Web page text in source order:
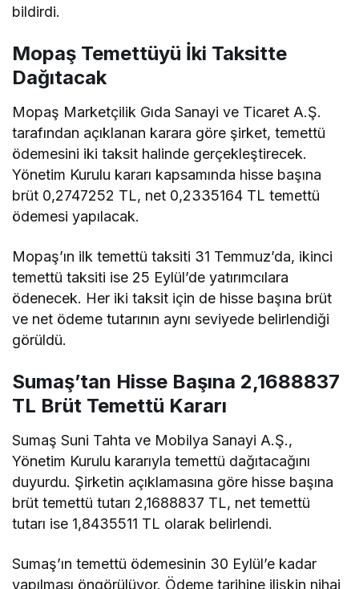
bildirdi.
Mopaş Temettüyü İki Taksitte
Dağıtacak
Mopaş Marketçilik Gıda Sanayi ve Ticaret A.Ş.
tarafından açıklanan karara göre şirket, temettü
ödemesini iki taksit halinde gerçekleştirecek.
Yönetim Kurulu kararı kapsamında hisse başına
brüt 0,2747252 TL, net 0,2335164 TL temettü
ödemesi yapılacak.
Mopaş’ın ilk temettü taksiti 31 Temmuz’da, ikinci
temettü taksiti ise 25 Eylül’de yatırımcılara
ödenecek. Her iki taksit için de hisse başına brüt
ve net ödeme tutarının aynı seviyede belirlendiği
görüldü.
Sumaş’tan Hisse Başına 2,1688837
TL Brüt Temettü Kararı
Sumaş Suni Tahta ve Mobilya Sanayi A.Ş.,
Yönetim Kurulu kararıyla temettü dağıtacağını
duyurdu. Şirketin açıklamasına göre hisse başına
brüt temettü tutarı 2,1688837 TL, net temettü
tutarı ise 1,8435511 TL olarak belirlendi.
Sumaş’ın temettü ödemesinin 30 Eylül’e kadar
yapılması öngörülüyor. Ödeme tarihine ilişkin nihai